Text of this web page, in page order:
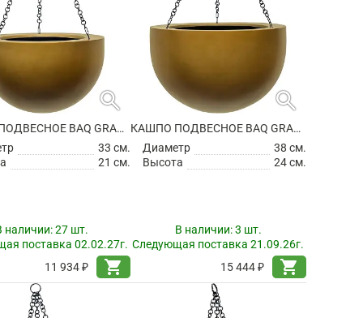
search
КАШПО ПОДВЕСНОЕ BAQ GRADIENT HANGING BOWL MATT HONEY
33 см.
21 см.
наличии:27 шт.
поставка 02.02.27г.
11 934 ₽
shopping_cart
search
КАШПО ПОДВЕСНОЕ BAQ GRADIENT HANGING BOWL MATT HONEY
Диаметр
38 см.
Высота
24 см.
В наличии:3 шт.
Следующая поставка 21.09.26г.
15 444 ₽
shopping_cart